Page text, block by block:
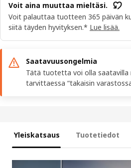
Voit aina muuttaa mieltäsi.
Voit palauttaa tuotteen 365 päivän
siitä täyden hyvityksen.* Lue lisää.
Saatavuusongelmia
Tätä tuotetta voi olla saatavilla
tarvittaessa “takaisin
Yleiskatsaus Tuotetiedot